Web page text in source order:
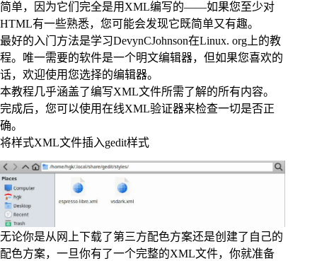
简单，因为它们完全是用XML编写的——如果您至少对
HTML有一些熟悉，您可能会发现它既简单又有趣。
最好的入门方法是学习DevynCJohnson在Linux. org上的教
程。唯一需要的软件是一个明文编辑器，但如果您喜欢的
话，欢迎使用您选择的编辑器。
本教程几乎涵盖了编写XML文件所需了解的所有内容。
完成后，您可以使用在线XML验证器来检查一切是否正
确。
将样式XML文件插入gedit样式
无论你是从网上下载了第三方配色方案还是创建了自己的
配色方案，一旦你有了一个完整的XML文件，你就准备